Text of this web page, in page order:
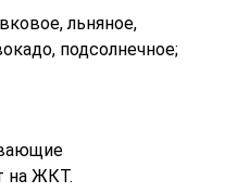
льняное,
подсолнечное;
на ЖКТ.